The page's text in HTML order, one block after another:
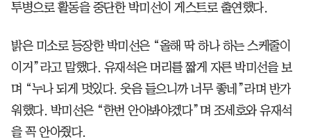
투병으로 활동을 중단한 박미선이 게스트로 출연했다.
밝은 미소로 등장한 박미선은 “올해 딱 하나 하는 스케줄이
이거”라고 말했다. 유재석은 머리를 짧게 자른 박미선을 보
며 “누나 되게 멋있다. 웃음 들으니까 너무 좋네”라며 반가
워했다. 박미선은 “한번 안아봐야겠다”며 조세호와 유재석
을 꼭 안아줬다.